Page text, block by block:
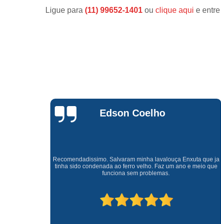
Ligue para (11) 99652-1401 ou clique aqui e
Waldirene
Monteiro
Uma empresa á 41 anos no mercado que sempre valoriza o
cliente ótimo atendimento com garantia de todos o serviços.